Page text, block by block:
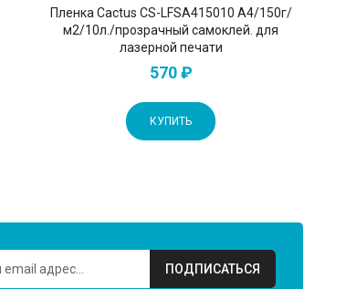
Пленка Cactus CS-LFSA415010 A4/150г/
м2/10л./прозрачный самоклей. для
лазерной печати
570 ₽
КУПИТЬ
ПОДПИСАТЬСЯ